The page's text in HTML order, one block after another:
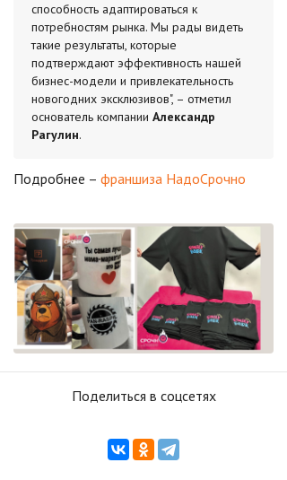
способность адаптироваться к
потребностям рынка. Мы рады видеть
такие результаты, которые
подтверждают эффективность нашей
бизнес-модели и привлекательность
новогодних эксклюзивов", – отметил
основатель компании Александр
Рагулин.
Подробнее – франшиза НадоСрочно
Поделиться в соцсетях